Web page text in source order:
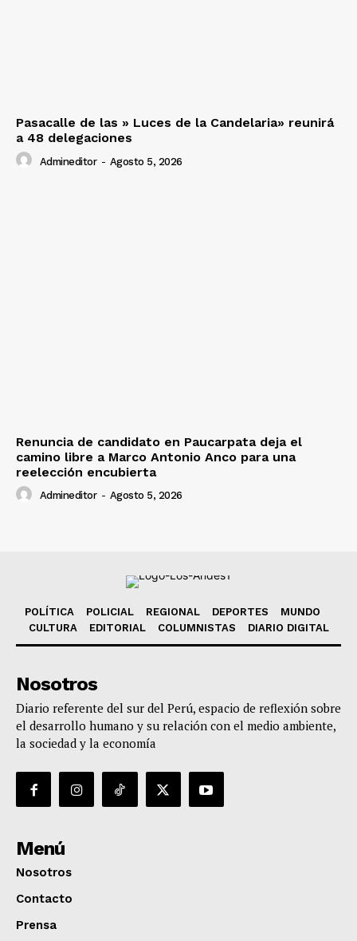
Pasacalle de las » Luces de la Candelaria» reunirá
a 48 delegaciones
Admineditor - Agosto 5, 2026
Renuncia de candidato en Paucarpata deja el
camino libre a Marco Antonio Anco para una
reelección encubierta
Admineditor - Agosto 5, 2026
POLÍTICA POLICIAL REGIONAL DEPORTES
MUNDO
CULTURA
EDITORIAL COLUMNISTAS DIARIO DIGITAL
Nosotros
Diario referente del sur del Perú, espacio de reflexión sobre
el desarrollo humano y su relación con el medio ambiente,
la sociedad y la economía
Menú
Nosotros
Contacto
Prensa